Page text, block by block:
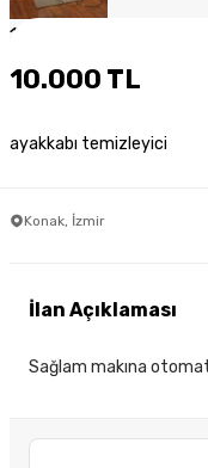
1
10.000 TL
ayakkabı temizleyici
Konak, İzmir
İlan Açıklaması
Sağlam makına